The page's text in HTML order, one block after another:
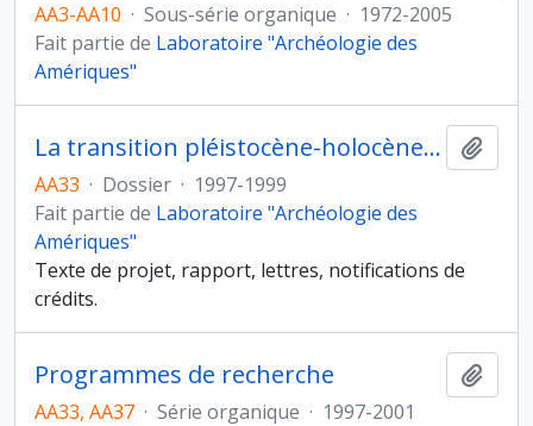
AA3-AA10 · Sous-série organique · 1972-2005
Fait partie de Laboratoire "Archéologie des
Amériques"
La transition pléistocène-holocène et les premiers peuplements humains du littoral Sud-Pacifique américain, Programme « Paléoenvironnement, évolution des hominidés » (CNRS), sous la direction de D. Lavallée
AA33 · Dossier · 1997-1999
Fait partie de Laboratoire "Archéologie des
Amériques"
Texte de projet, rapport, lettres, notifications de
crédits.
Programmes de recherche
AA33, AA37 · Série organique · 1997-2001